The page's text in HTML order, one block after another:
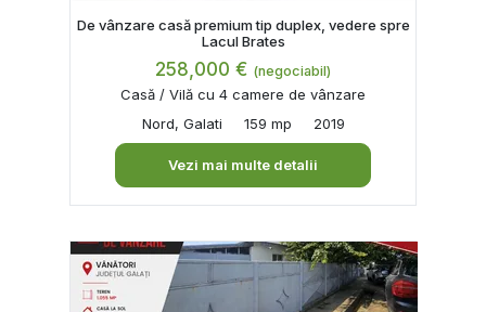
De vânzare casă premium tip duplex, vedere spre
Lacul Brates
258,000 € (negociabil)
Casă / Vilă cu 4 camere de vânzare
Nord, Galati
159 mp 2019
Vezi mai multe detalii